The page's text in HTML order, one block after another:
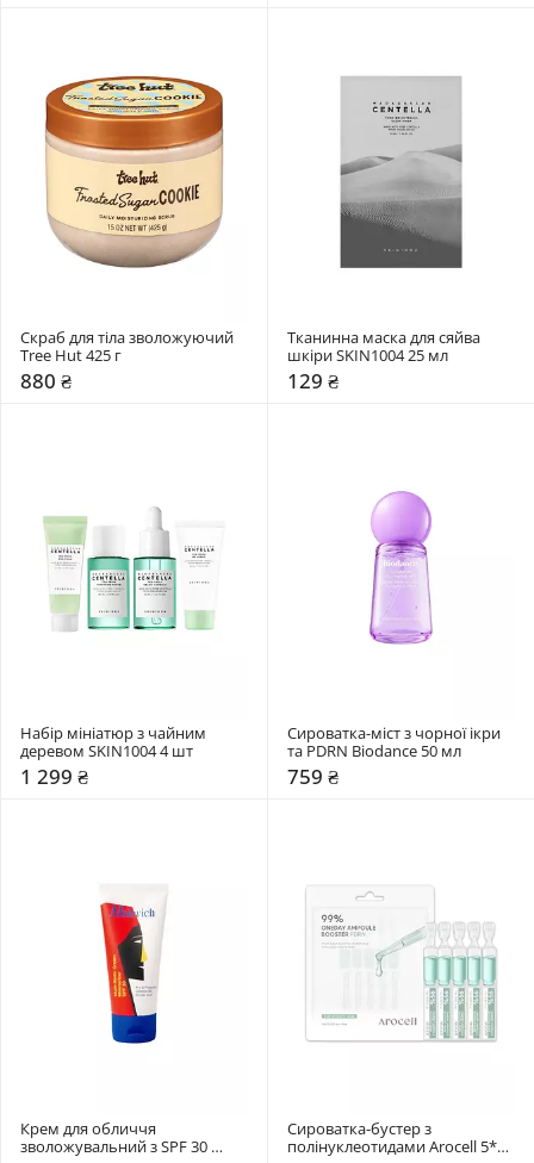
Скраб для тіла зволожуючий
Tree Hut 425 г
880 ₴
Тканинна маска для сяйва
шкіри SKIN1004 25 мл
129 ₴
Набір мініатюр з чайним
деревом SKIN1004 4 шт
1 299 ₴
Сироватка-міст з чорної ікри
та PDRN Biodance 50 мл
759 ₴
Крем для обличчя
зволожувальний з SPF 30
Сироватка-бустер з
полінуклеотидами Arocell 5*1